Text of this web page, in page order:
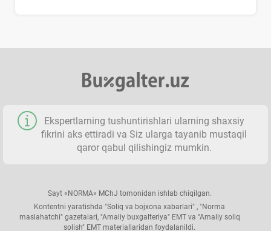
Ekspertlarning tushuntirishlari ularning shaхsiy
fikrini aks ettiradi va Siz ularga tayanib mustaqil
qaror qabul qilishingiz mumkin.
Sayt «NORMA» MChJ tomonidan ishlab chiqilgan.
Kontentni yaratishda "Soliq va bojхona хabarlari" , "Norma
maslahatchi" gazetalari, "Amaliy buхgalteriya" EMT va "Amaliy soliq
solish" EMT materiallaridan foydalanildi.